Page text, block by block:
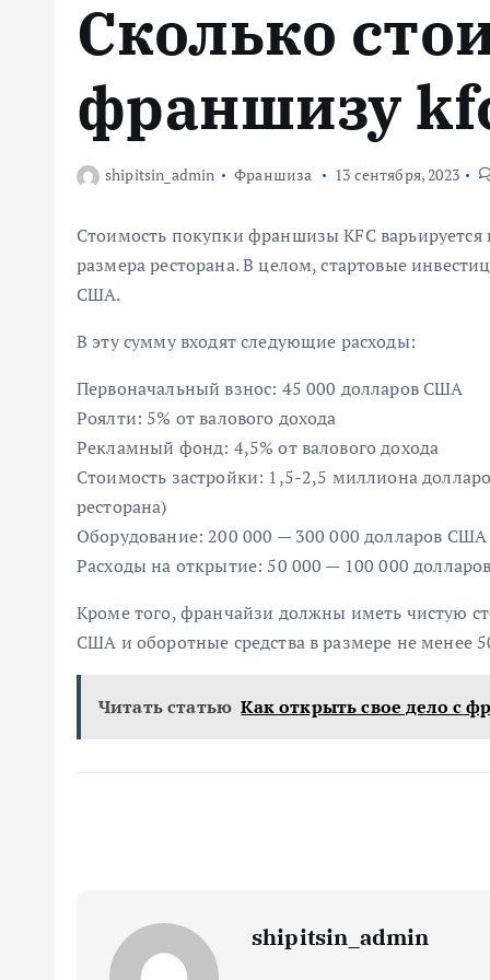
Сколько
франшизу
shipitsin_admin Франшиза 13 сентября, 2023
Стоимость покупки франшизы KFC
размера ресторана. В целом, стартовые
США.
В эту сумму входят следующие расходы:
Первоначальный взнос: 45 000 долларов США
Роялти: 5% от валового дохода
Рекламный фонд: 4,5% от валового дохода
Стоимость застройки: 1,5-2,5 миллиона
ресторана)
Оборудование: 200 000 — 300 000 долларов США
Расходы на открытие: 50 000 — 100 000
Кроме того, франчайзи должны иметь чистую
США и оборотные средства в размере не менее
Читать статью Как открыть свое дело с
shipitsin_admin